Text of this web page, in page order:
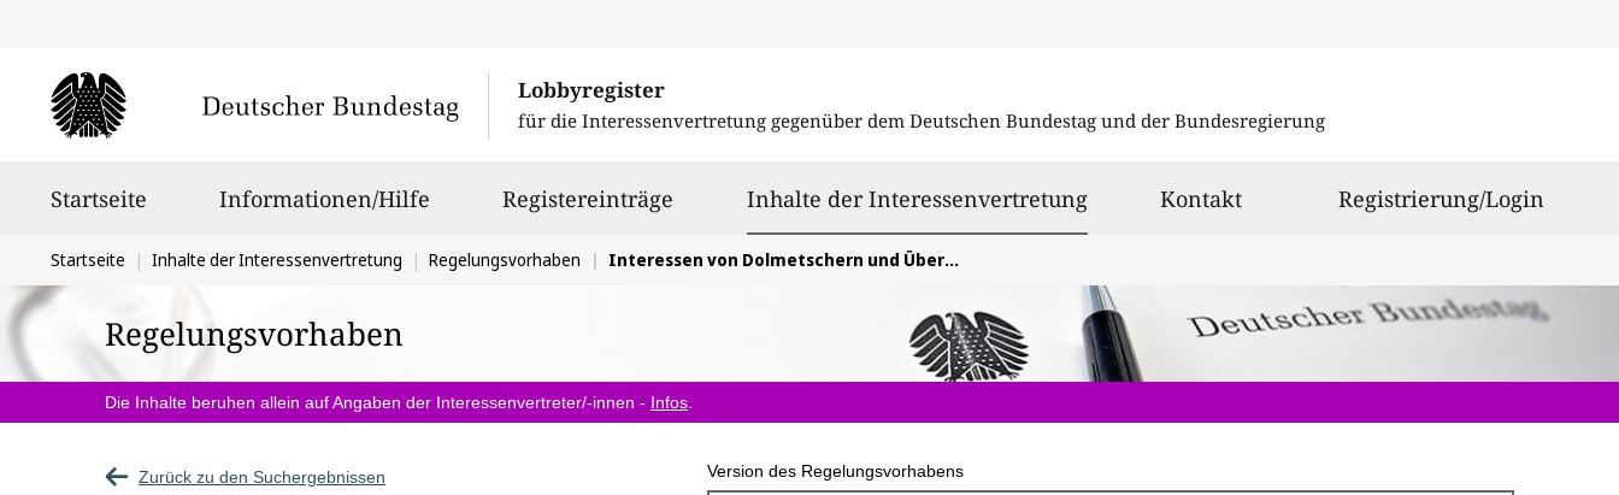
Lobbyregister
für die Interessenvertretung gegenüber dem Deutschen Bundestag und der Bundesregierung
Startseite Informationen/Hilfe Registereinträge Inhalte der Interessenvertretungausgewählt
Kontakt Registrierung/Login
Sie
befinden
sich
hier:
Startseite Inhalte der Interessenvertretung Regelungsvorhaben Interessen von Dolmetschern und Übersetzern bei Videokonferenz in ZIvil-/Fachverfahren berücksichtigen
Regelungsvorhaben
Die Inhalte beruhen allein auf Angaben der Interessenvertreter/-innen - Infos
Zurück zu den Suchergebnissen Version des Regelungsvorhabens